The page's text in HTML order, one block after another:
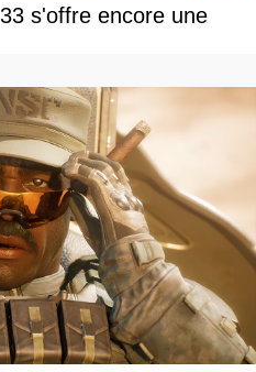
s'offre encore une